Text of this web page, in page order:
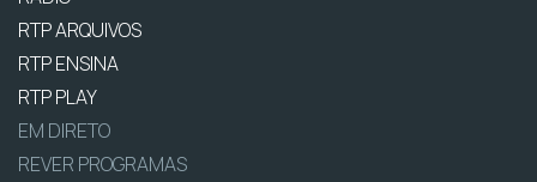
RTP ARQUIVOS
RTP ENSINA
RTP PLAY
EM DIRETO
REVER PROGRAMAS